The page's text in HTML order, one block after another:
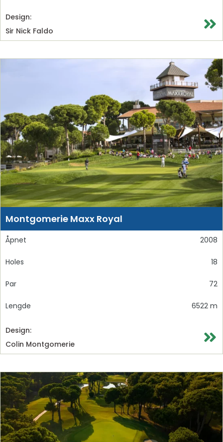
Design:
Sir Nick Faldo
Montgomerie Maxx Royal
Åpnet 2008
Holes 18
Par 72
Lengde 6522 m
Design:
Colin Montgomerie